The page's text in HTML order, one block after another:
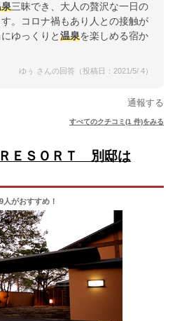
三昧でき、大人の贅沢な一日の
。コロナ禍もあり人との接触が
ゆっくりと温泉を楽しめる宿か
ゆぅ さんの回答（投稿日：2021/5/ 4）
通報する
すべてのクチコミ(1 件)をみる
ＥＳＯＲＴ 別邸は
人がおすすめ！